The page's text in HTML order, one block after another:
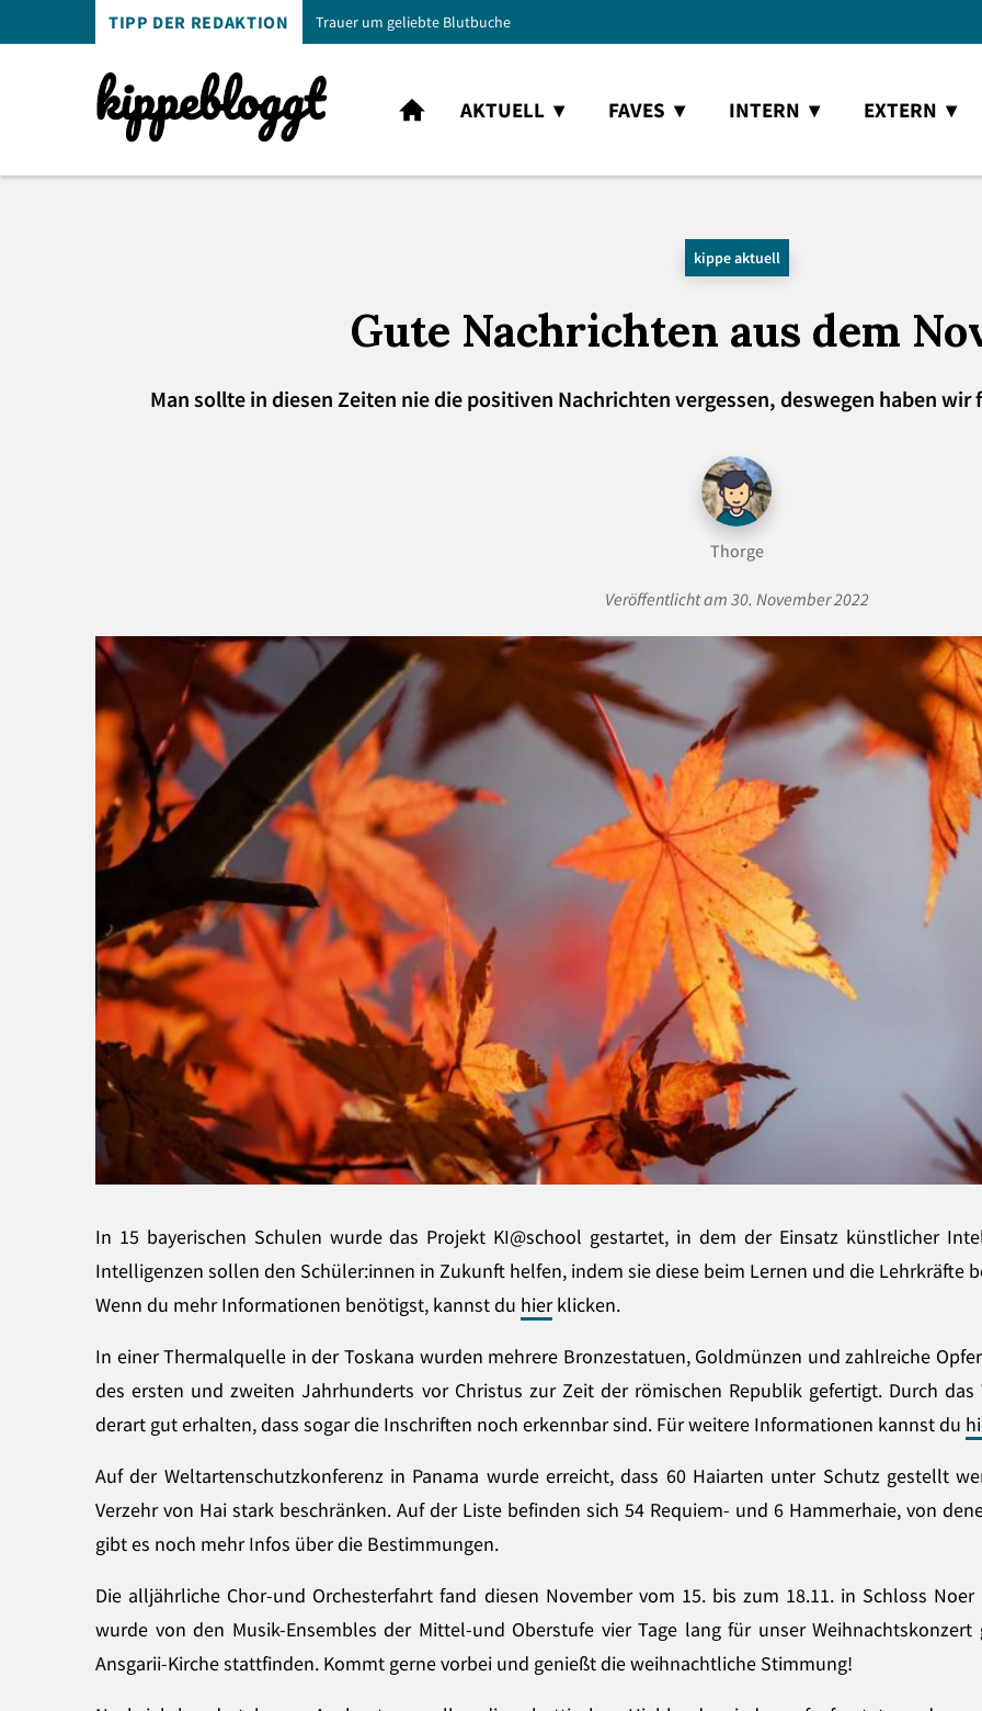
TIPP DER REDAKTION Trauer um geliebte Blutbuche
AKTUELL FAVES INTERN EXTERN
kippe aktuell
Gute Nachrichten aus dem
Man sollte in diesen Zeiten nie die positiven Nachrichten vergessen, deswegen haben
Thorge
Veröffentlicht am 30. November 2022
In 15 bayerischen Schulen wurde das Projekt KI@school gestartet, in dem der Einsatz künstlicher
Intelligenzen sollen den Schüler:innen in Zukunft helfen, indem sie diese beim Lernen und die Lehrkräfte
Wenn du mehr Informationen benötigst, kannst du hierklicken.
In einer Thermalquelle in der Toskana wurden mehrere Bronzestatuen, Goldmünzen und zahlreiche
des ersten und zweiten Jahrhunderts vor Christus zur Zeit der römischen Republik gefertigt. Durch
derart gut erhalten, dass sogar die Inschriften noch erkennbar sind. Für weitere Informationen kannst du
Auf der Weltartenschutzkonferenz in Panama wurde erreicht, dass 60 Haiarten unter Schutz gestellt
Verzehr von Hai stark beschränken. Auf der Liste befinden sich 54 Requiem- und 6 Hammerhaie, von
gibt es noch mehr Infos über die Bestimmungen.
Die alljährliche Chor-und Orchesterfahrt fand diesen November vom 15. bis zum 18.11. in Schloss
wurde von den Musik-Ensembles der Mittel-und Oberstufe vier Tage lang für unser
Ansgarii-Kirche stattfinden. Kommt gerne vorbei und genießt die weihnachtliche Stimmung!